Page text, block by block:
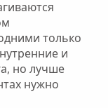
только
и
но лучше
нужно